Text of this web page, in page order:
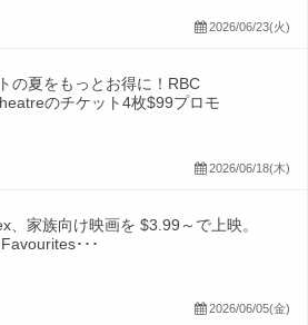
2026/06/23(火)
の夏をもっとお得に！RBC
のチケット4枚$99プロモ
2026/06/18(木)
、家族向け映画を $3.99～で上映。
･･･
2026/06/05(金)